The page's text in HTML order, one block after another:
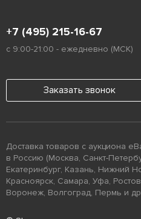
+7 (495) 215-16-67
с 9:00-21:00 - ежедневно (МСК)
Заказать звонок
Доставка товаров с аукциона
в Россию (Москва, Санкт-
Екатеринбург, Казань, Нижний
Красноярск, Самара, Уфа,
Воронеж, Волгоград, Пермь и